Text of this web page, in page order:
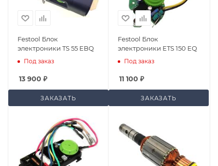
Festool Блок
электроники TS 55 EBQ
Под заказ
13 900 ₽
ЗАКАЗАТЬ
Festool Блок
электроники ETS 150 EQ
Под заказ
11 100 ₽
ЗАКАЗАТЬ